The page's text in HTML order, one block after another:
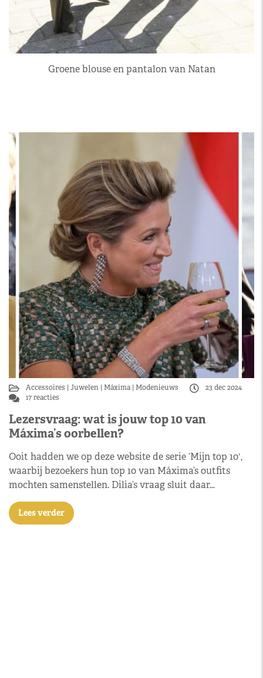
Groene blouse en pantalon van Natan
Accessoires Juwelen Máxima Modenieuws
23 dec 2024
17 reacties
Lezersvraag: wat is jouw top 10 van
Máxima’s oorbellen?
Ooit hadden we op deze website de serie ‘Mijn top 10′,
waarbij bezoekers hun top 10 van Máxima’s outfits
mochten samenstellen. Dilia’s vraag sluit daar…
Lees verder